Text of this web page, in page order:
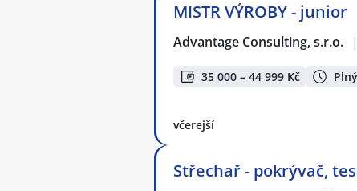
MISTR VÝROBY - junior
Advantage Consulting, s.r.o. |
35 000 – 44 999 Kč
včerejší
Střechař - pokrývač,